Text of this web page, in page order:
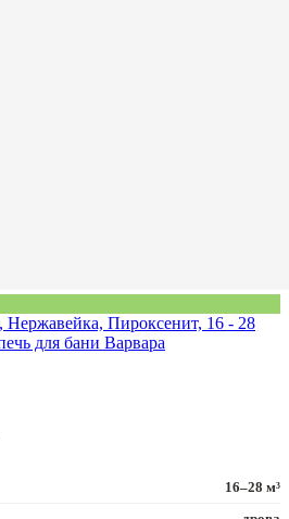
Нержавейка, Пироксенит, 16 - 28
для бани Варвара
16–28 м³